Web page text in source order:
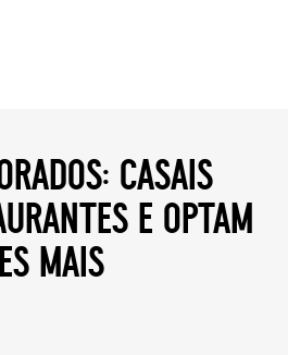
casais
e optam
mais